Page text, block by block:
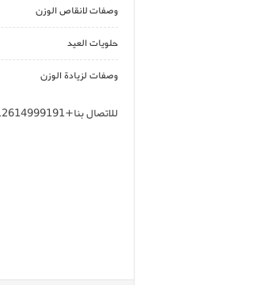
وصفات لانقاص الوزن
حلويات العيد
وصفات لزيادة الوزن
للاتصال بنا+212614999191